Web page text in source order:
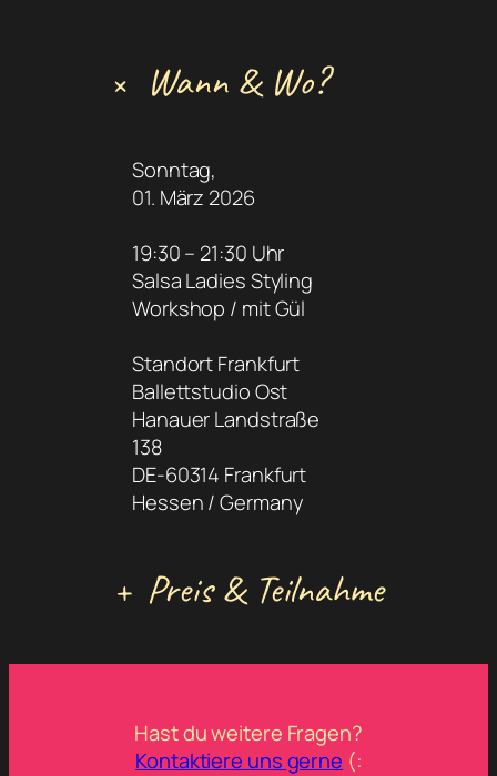
+ Wann & Wo?
Sonntag,
01. März 2026
19:30 – 21:30 Uhr
Salsa Ladies Styling
Workshop / mit Gül
Standort Frankfurt
Ballettstudio Ost
Hanauer Landstraße
138
DE-60314 Frankfurt
Hessen / Germany
+ Preis & Teilnahme
Hast du weitere Fragen?
Kontaktiere uns gerne (: